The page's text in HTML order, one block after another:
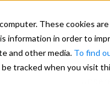
These cookies
information in order to
and other media. To find
tracked when you visit